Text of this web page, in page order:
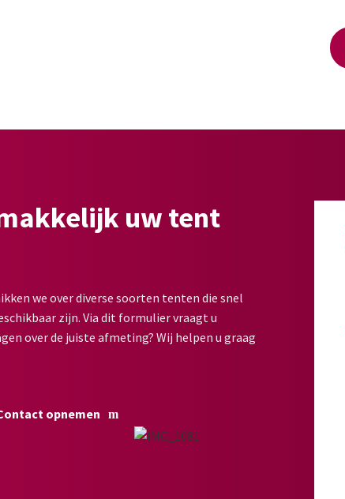
uw tent
we over diverse soorten tenten die snel
zijn. Via dit formulier vraagt u
over de juiste afmeting? Wij helpen u graag
opnemen